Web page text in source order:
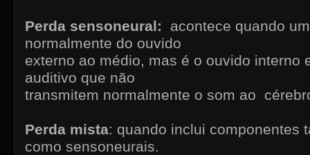
Perda sensoneural: acontece quando
normalmente do ouvido
externo ao médio, mas é o ouvido interno
auditivo que não
transmitem normalmente o som ao
Perda mista: quando inclui componentes
como sensoneurais.